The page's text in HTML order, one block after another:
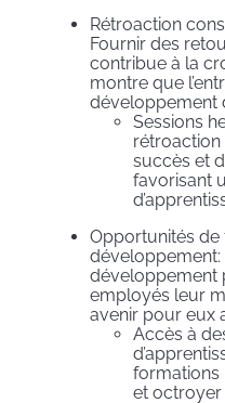
Rétroaction
Fournir des
contribue à la
montre que
développement
Sessions
rétroaction
succès et
favorisant
Opportunités
développement:
développement
employés leur
avenir pour eux
Accès à
formations
et